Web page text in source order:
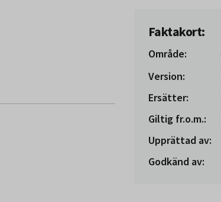
Faktakort:
Område:
Version:
Ersätter:
Giltig fr.o.m.:
Upprättad av:
Godkänd av: